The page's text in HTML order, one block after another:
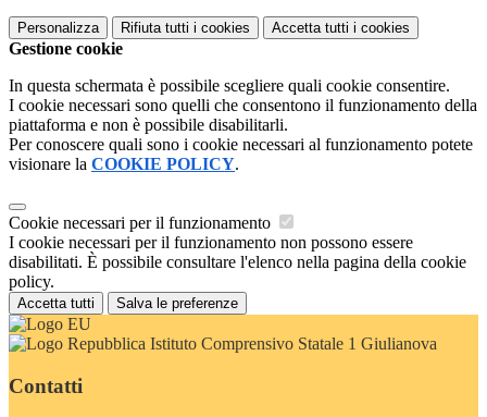
Personalizza Rifiuta tutti i cookies Accetta tutti i cookies
Gestione cookie
In questa schermata è possibile scegliere quali cookie consentire.
I cookie necessari sono quelli che consentono il funzionamento della
piattaforma e non è possibile disabilitarli.
Per conoscere quali sono i cookie necessari al funzionamento potete
visionare la COOKIE POLICY.
Cookie necessari per il funzionamento
I cookie necessari per il funzionamento non possono essere
disabilitati. È possibile consultare l'elenco nella pagina della cookie
policy.
Accetta tutti Salva le preferenze
Istituto Comprensivo Statale 1 Giulianova
Contatti